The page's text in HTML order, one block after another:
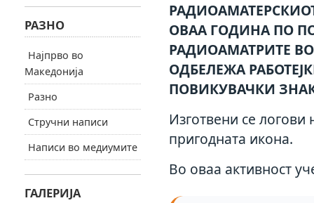
ОВАА ГОДИНА ПО
РАДИОАМАТРИТЕ ВО
ОДБЕЛЕЖА
ПОВИКУВАЧКИ ЗНАК
Изготвени се логови
пригодната икона.
Во оваа активност
РАЗНО
Најпрво во
Македонија
Разно
Стручни написи
Написи во медиумите
ГАЛЕРИЈА